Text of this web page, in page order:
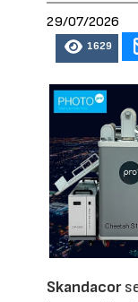
29/07/2026
1629
Skandacor